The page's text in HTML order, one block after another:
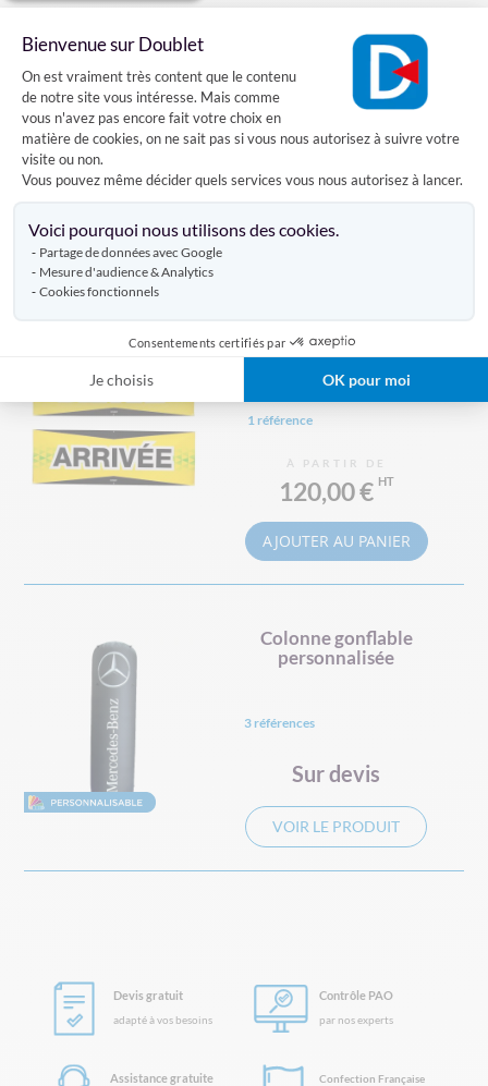
Bienvenue sur Doublet
Plateforme de Gestion du
On est vraiment très content que le contenu
de notre site vous intéresse. Mais comme
vous n'avez pas encore fait votre choix en
matière de cookies, on ne sait pas si vous nous autorisez à suivre votre
visite ou non.
Vous pouvez même décider quels services vous nous autorisez à lancer.
Voici pourquoi nous utilisons des cookies.
Partage de données avec Google
Mesure d'audience & Analytics
Cookies fonctionnels
Consentements certifiés par
Je choisis OK pour moi
Arche Event
8 références
199,00 €
VOIR LE PRODUIT
Kit banderoles DEPART et
ARRIVEE
1 référence
À PARTIR DE
120,00 €
AJOUTER AU PANIER
Colonne gonflable
personnalisée
3 références
Sur devis
VOIR LE PRODUIT
Devis gratuit
adapté à vos besoins
Contrôle PAO
par nos experts
Assistance gratuite
Confection Française